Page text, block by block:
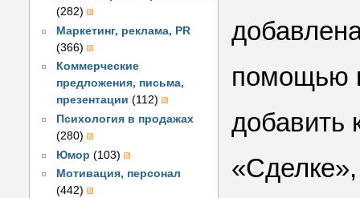
(282)
Маркетинг, реклама, PR
(366)
Коммерческие
предложения, письма,
презентации (112)
Психология в продажах
(280)
Юмор (103)
Мотивация, персонал
(442)
помощью
добавить